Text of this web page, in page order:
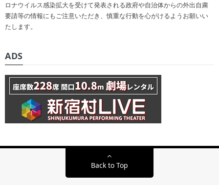
ロナウイルス感染拡大を受けて発表される政府や自治体からの外出自粛
要請等の情報にもご注意いただき、慎重な行動を心がけるようお願いい
たします。
ADS
Back to Top